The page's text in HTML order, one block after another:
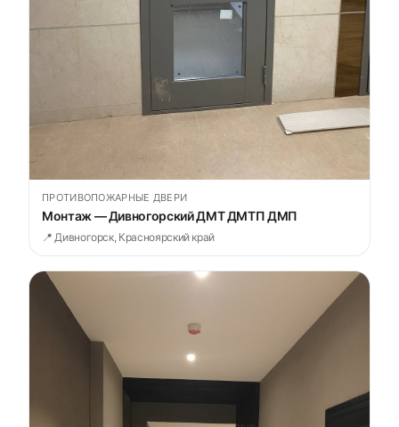
ПРОТИВОПОЖАРНЫЕ ДВЕРИ
Монтаж — Дивногорский ДМТ ДМТП ДМП
📍 Дивногорск, Красноярский край